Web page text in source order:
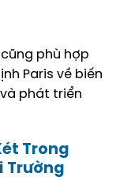
phù hợp
Paris về biến
phát triển
Trong
Trường